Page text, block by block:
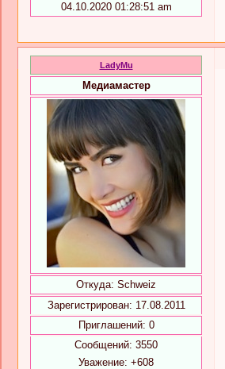
04.10.2020 01:28:51 am
LadyMu
Медиамастер
Откуда: Schweiz
Зарегистрирован: 17.08.2011
Приглашений: 0
Сообщений: 3550
Уважение: +608